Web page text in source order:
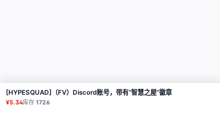
[HYPESQUAD]（FV）Discord账号，带有“智慧之屋”徽章
¥5.34库存1726